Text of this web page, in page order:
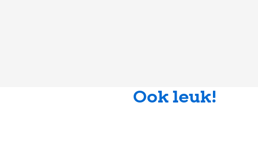
Ook leuk!